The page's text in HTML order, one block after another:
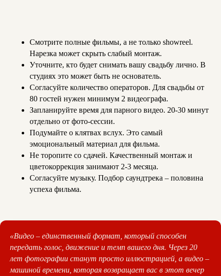
Смотрите полные фильмы, а не только showreel.
Нарезка может скрыть слабый монтаж.
Уточните, кто будет снимать вашу свадьбу лично. В
студиях это может быть не основатель.
Согласуйте количество операторов. Для свадьбы от
80 гостей нужен минимум 2 видеографа.
Запланируйте время для парного видео. 20-30 минут
отдельно от фото-сессии.
Подумайте о клятвах вслух. Это самый
эмоциональный материал для фильма.
Не торопите со сдачей. Качественный монтаж и
цветокоррекция занимают 2-3 месяца.
Согласуйте музыку. Подбор саундтрека – половина
успеха фильма.
«Видео – единственный формат, который способен
передать голос, движение и темп вашего дня. Через 20
лет фотографии станут просто иллюстрацией, а видео –
машиной времени, которая возвращает вас в этот вечер